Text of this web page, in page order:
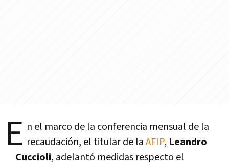
E n el marco de la conferencia mensual de la
recaudación, el titular de laAFIP, Leandro
Cuccioli, adelantó medidas respecto el